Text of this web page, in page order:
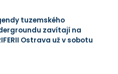
tuzemského
zavítají na
Ostrava už v sobotu